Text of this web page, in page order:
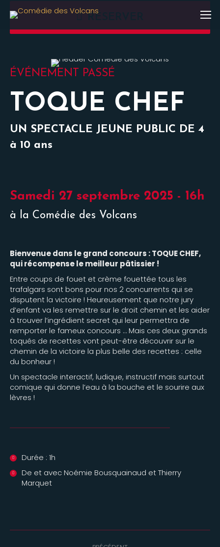
ÉVÉNEMENT PASSÉ
TOQUE CHEF
UN SPECTACLE JEUNE PUBLIC DE 4
à 10 ans
Samedi 27 septembre 2025 - 16h
à la Comédie des Volcans
Bienvenue dans le grand concours : TOQUE CHEF,
qui récompense le meilleur pâtissier !
Entre coups de fouet et crème fouettée tous les
trafalgars sont bons pour nos 2 concurrents qui se
disputent la victoire ! Heureusement que notre jury
d’enfant va les remettre sur le droit chemin et les aider
à trouver l’ingrédient secret qui leur permettra de
remporter le fameux concours … Mais ces deux grands
toqués de recettes vont peut-être découvrir sur le
chemin de la victoire la plus belle des recettes : celle
du bonheur !
Un spectacle interactif, ludique, instructif mais surtout
comique qui donne l’eau à la bouche et le sourire aux
lèvres !
Durée : 1h
De et avec Noémie Bousquainaud et Thierry
Marquet